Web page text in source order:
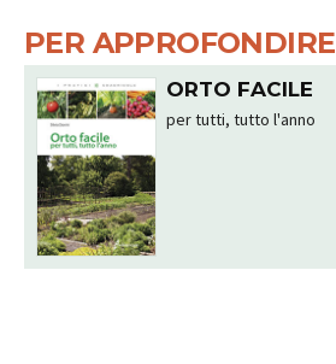
PER APPROFONDIRE
ORTO FACILE
per tutti, tutto l'anno